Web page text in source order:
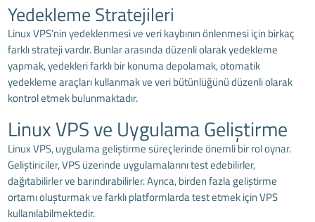
Yedekleme Stratejileri
Linux VPS’nin yedeklenmesi ve veri kaybının önlenmesi için birkaç
farklı strateji vardır. Bunlar arasında düzenli olarak yedekleme
yapmak, yedekleri farklı bir konuma depolamak, otomatik
yedekleme araçları kullanmak ve veri bütünlüğünü düzenli olarak
kontrol etmek bulunmaktadır.
Linux VPS ve Uygulama Geliştirme
Linux VPS, uygulama geliştirme süreçlerinde önemli bir rol oynar.
Geliştiriciler, VPS üzerinde uygulamalarını test edebilirler,
dağıtabilirler ve barındırabilirler. Ayrıca, birden fazla geliştirme
ortamı oluşturmak ve farklı platformlarda test etmek için VPS
kullanılabilmektedir.